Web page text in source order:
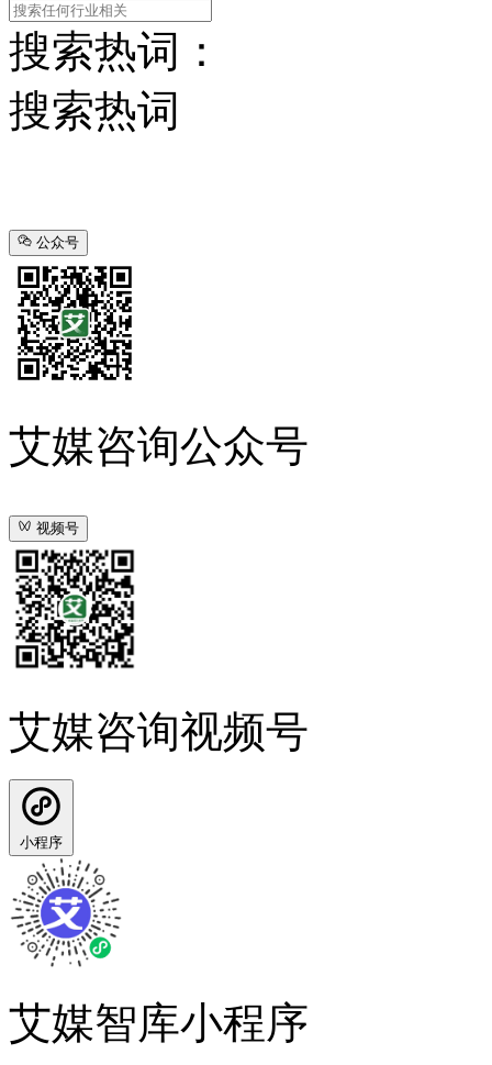
搜索热词：
搜索热词
公众号
艾媒咨询公众号
视频号
艾媒咨询视频号
小程序
艾媒智库小程序